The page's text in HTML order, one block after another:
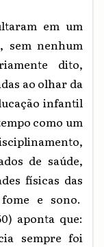
em um
sem nenhum
dito,
ao olhar da
infantil
como um
de saúde,
físicas das
e sono.
aponta que:
sempre foi